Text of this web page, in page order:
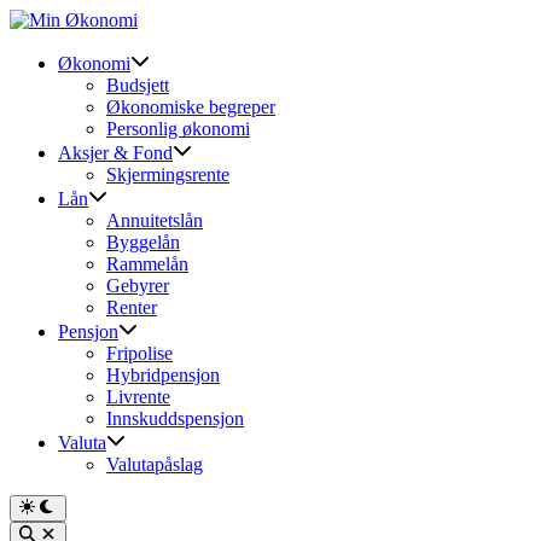
Skip
contentØkonomi
Budsjett
Økonomiske begreper
Personlig økonomi
Aksjer & Fond
Skjermingsrente
Lån
Annuitetslån
Byggelån
Rammelån
Gebyrer
Renter
Pensjon
Fripolise
Hybridpensjon
Livrente
Innskuddspensjon
Valuta
Valutapåslag
Switch
to
Open